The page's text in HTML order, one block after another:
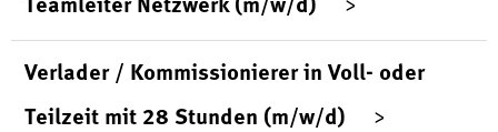
Teamleiter Netzwerk (m/w/d)
Verlader / Kommissionierer in Voll- oder
Teilzeit mit 28 Stunden (m/w/d)